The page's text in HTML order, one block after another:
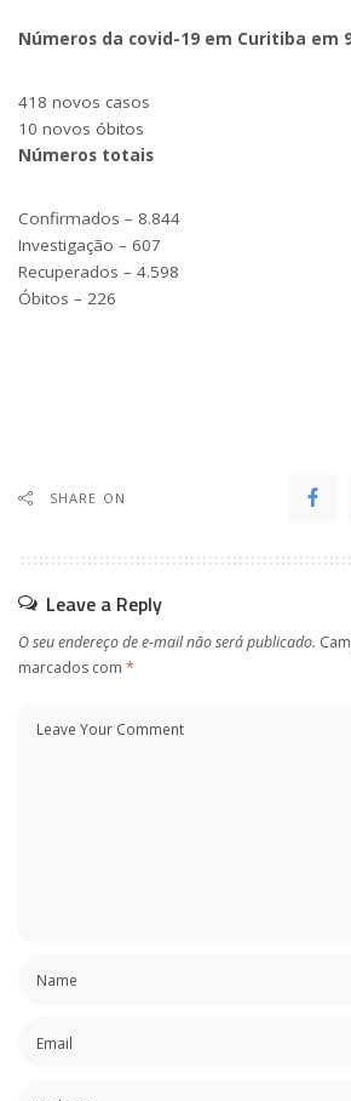
Números da covid-19 em Curitiba em
418 novos casos
10 novos óbitos
Números totais
Confirmados – 8.844
Investigação – 607
Recuperados – 4.598
Óbitos – 226
SHARE ON
Leave a Reply
O seu endereço de e-mail não será publicado.
marcados com *